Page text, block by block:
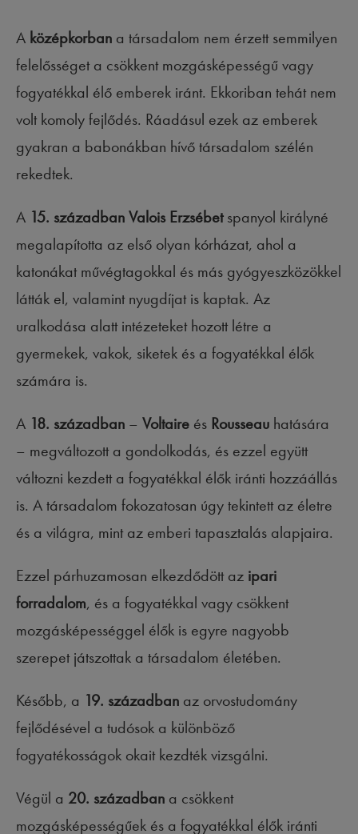
A középkorban a társadalom nem érzett semmilyen
felelősséget a csökkent mozgásképességű vagy
fogyatékkal élő emberek iránt. Ekkoriban tehát nem
volt komoly fejlődés. Ráadásul ezek az emberek
gyakran a babonákban hívő társadalom szélén
rekedtek.
A 15. századbanValois Erzsébetspanyol királyné
megalapította az első olyan kórházat, ahol a
katonákat művégtagokkal és más gyógyeszközökkel
látták el, valamint nyugdíjat is kaptak. Az
uralkodása alatt intézeteket hozott létre a
gyermekek, vakok, siketek és a fogyatékkal élők
számára is.
A 18. században – Voltaire és Rousseau hatására
– megváltozott a gondolkodás, és ezzel együtt
változni kezdett a fogyatékkal élők iránti hozzáállás
is. A társadalom fokozatosan úgy tekintett az életre
és a világra, mint az emberi tapasztalás alapjaira.
Ezzel párhuzamosan elkezdődött az ipari
forradalom, és a fogyatékkal vagy csökkent
mozgásképességgel élők is egyre nagyobb
szerepet játszottak a társadalom életében.
Később, a 19. században az orvostudomány
fejlődésével a tudósok a különböző
fogyatékosságok okait kezdték vizsgálni.
Végül a 20. században a csökkent
mozgásképességűek és a fogyatékkal élők iránti